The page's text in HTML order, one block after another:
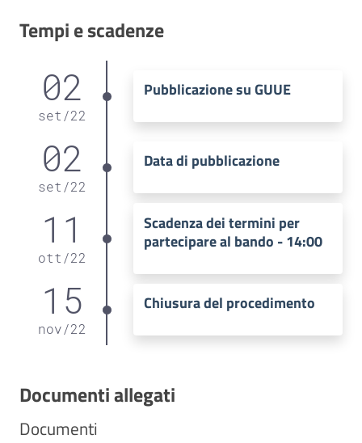
Tempi e scadenze
02
set /22
Pubblicazione su GUUE
02
set /22
Data di pubblicazione
11
ott /22
Scadenza dei termini per
partecipare al bando - 14:00
15
nov/22
Chiusura del procedimento
Documenti allegati
Documenti